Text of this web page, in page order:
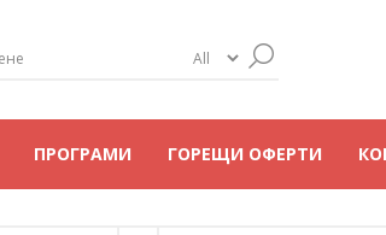
ПРОГРАМИ ГОРЕЩИ ОФЕРТИ